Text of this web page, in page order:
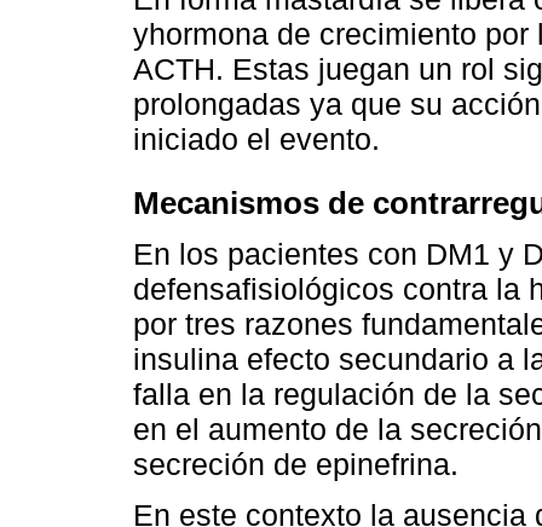
yhormona de crecimiento
ACTH. Estas juegan un rol
prolongadas ya que su
iniciado el evento.
Mecanismos de
En los pacientes con DM1 y
defensafisiológicos contra la
por tres razones
insulina efecto secundario a
falla en la regulación de la
en el aumento de la
secreción de epinefrina.
En este contexto la